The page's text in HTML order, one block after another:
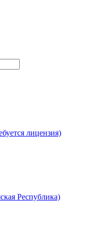
лицензия)
Республика)